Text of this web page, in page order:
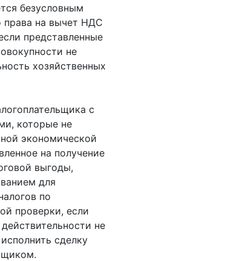
безусловным
права на вычет НДС
представленные
не
хозяйственных
с
которые не
экономической
на получение
выгоды,
для
по
проверки, если
не
сделку